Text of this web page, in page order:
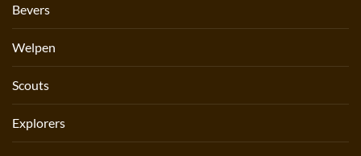
Bevers
Welpen
Scouts
Explorers